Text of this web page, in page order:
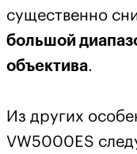
существенно
большой
объектива.
Из других
VW5000ES